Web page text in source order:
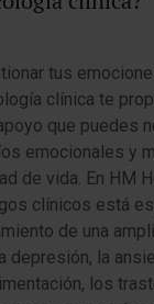
tus
clínica te
que puedes
emocionales y
de vida. En HM
clínicos está
de una
depresión, la
los